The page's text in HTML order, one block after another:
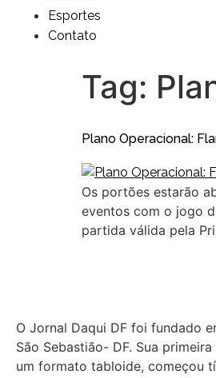
Esportes
Contato
Tag:
Plano Operacional:
Os portões estarão
eventos com o jogo
partida válida pela
O Jornal Daqui DF foi fundado
São Sebastião- DF. Sua
um formato tabloide, começou